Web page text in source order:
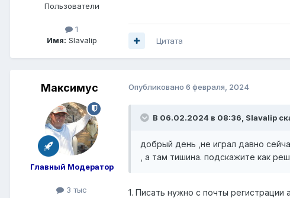
Пользователи
1
Имя: Slavalip Цитата
Максимус
Главный Модератор
3 тыс
Опубликовано 6 февраля, 2024
В 06.02.2024 в 08:36, Slavalip
добрый день ,не играл давно
, а там тишина. подскажите как
1. Писать нужно с почты регистрации